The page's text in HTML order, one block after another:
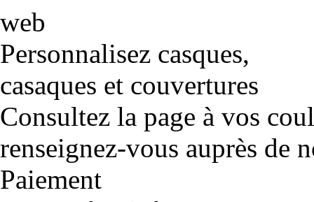
Personnalisez casques,
casaques et couvertures
Consultez la page à vos
renseignez-vous auprès de
Paiement